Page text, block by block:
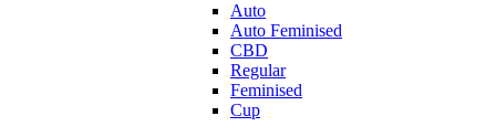
Auto
Auto Feminised
CBD
Regular
Feminised
Cup